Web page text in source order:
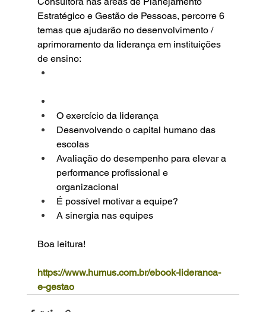
Estratégico e Gestão de Pessoas, percorre 6
temas que ajudarão no desenvolvimento /
aprimoramento da liderança em instituições
de ensino:
O exercício da liderança
Desenvolvendo o capital humano das
escolas
Avaliação do desempenho para elevar a
performance profissional e
organizacional
É possível motivar a equipe?
A sinergia nas equipes
Boa leitura!
https://www.humus.com.br/ebook-lideranca-
e-gestao